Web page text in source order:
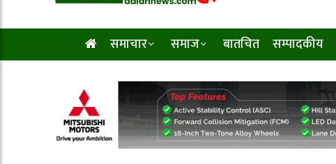
समाचार समाज बातचित सम्पादकीय